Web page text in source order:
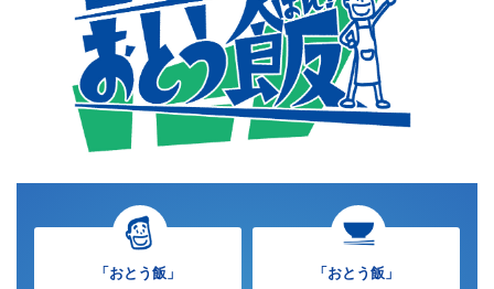
「おとう飯」 「おとう飯」